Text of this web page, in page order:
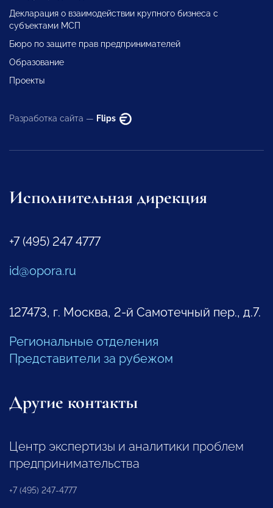
Декларация о взаимодействии крупного бизнеса с
субъектами МСП
Бюро по защите прав предпринимателей
Образование
Проекты
Разработка сайта — Flips
Исполнительная дирекция
+7 (495) 247 4777
id@opora.ru
127473, г. Москва, 2-й Самотечный пер., д.7.
Региональные отделения
Представители за рубежом
Другие контакты
Центр экспертизы и аналитики проблем
предпринимательства
+7 (495) 247-4777